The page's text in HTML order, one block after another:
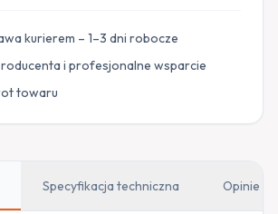
kurierem – 1–3 dni robocze
i profesjonalne wsparcie
towaru
Specyfikacja techniczna Opinie